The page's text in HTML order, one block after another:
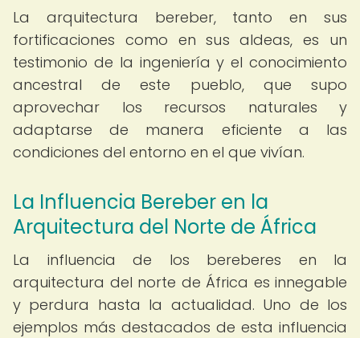
La arquitectura bereber, tanto en sus
fortificaciones como en sus aldeas, es un
testimonio de la ingeniería y el conocimiento
ancestral de este pueblo, que supo
aprovechar los recursos naturales y
adaptarse de manera eficiente a las
condiciones del entorno en el que vivían.
La Influencia Bereber en la
Arquitectura del Norte de África
La influencia de los bereberes en la
arquitectura del norte de África es innegable
y perdura hasta la actualidad. Uno de los
ejemplos más destacados de esta influencia